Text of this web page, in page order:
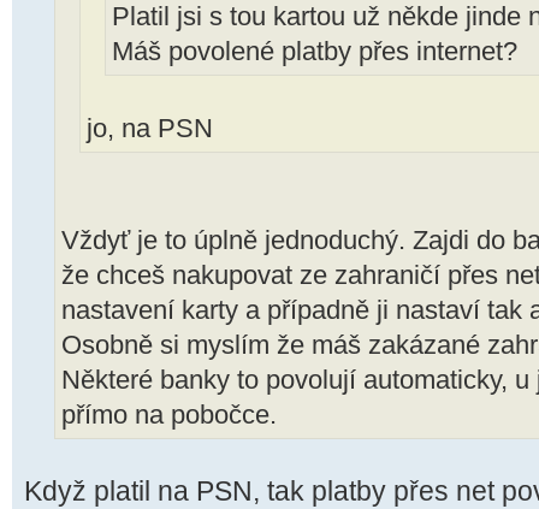
Platil jsi s tou kartou už někde jinde
Máš povolené platby přes internet?
jo, na PSN
Vždyť je to úplně jednoduchý. Zajdi do
že chceš nakupovat ze zahraničí přes
nastavení karty a případně ji nastaví tak
Osobně si myslím že máš zakázané
Některé banky to povolují automaticky,
přímo na pobočce.
Když platil na PSN, tak platby přes net